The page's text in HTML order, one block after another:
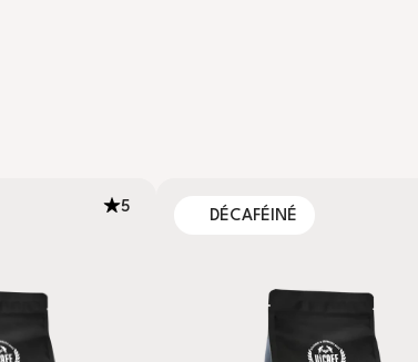
5
DÉCAFÉINÉ